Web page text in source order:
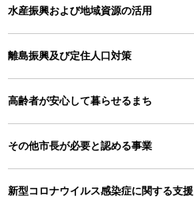
水産振興および地域資源の活用
離島振興及び定住人口対策
高齢者が安心して暮らせるまち
その他市長が必要と認める事業
新型コロナウイルス感染症に関する支援